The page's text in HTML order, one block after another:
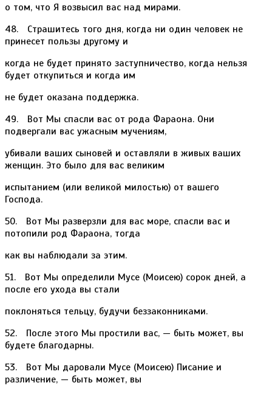
о том, что Я возвысил вас над мирами.
48. Страшитесь того дня, когда ни один человек не
принесет пользы другому и
когда не будет принято заступничество, когда нельзя
будет откупиться и когда им
не будет оказана поддержка.
49. Вот Мы спасли вас от рода Фараона. Они
подвергали вас ужасным мучениям,
убивали ваших сыновей и оставляли в живых ваших
женщин. Это было для вас великим
испытанием (или великой милостью) от вашего
Господа.
50. Вот Мы разверзли для вас море, спасли вас и
потопили род Фараона, тогда
как вы наблюдали за этим.
51. Вот Мы определили Мусе (Моисею) сорок дней, а
после его ухода вы стали
поклоняться тельцу, будучи беззаконниками.
52. После этого Мы простили вас, — быть может, вы
будете благодарны.
53. Вот Мы даровали Мусе (Моисею) Писание и
различение, — быть может, вы